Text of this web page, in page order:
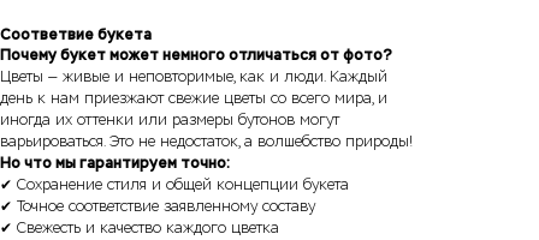
Соответвие букета
Почему букет может немного отличаться от фото?
Цветы — живые и неповторимые, как и люди. Каждый
день к нам приезжают свежие цветы со всего мира, и
иногда их оттенки или размеры бутонов могут
варьироваться. Это не недостаток, а волшебство природы!
Но что мы гарантируем точно:
✔ Сохранение стиля и общей концепции букета
✔ Точное соответствие заявленному составу
✔ Свежесть и качество каждого цветка